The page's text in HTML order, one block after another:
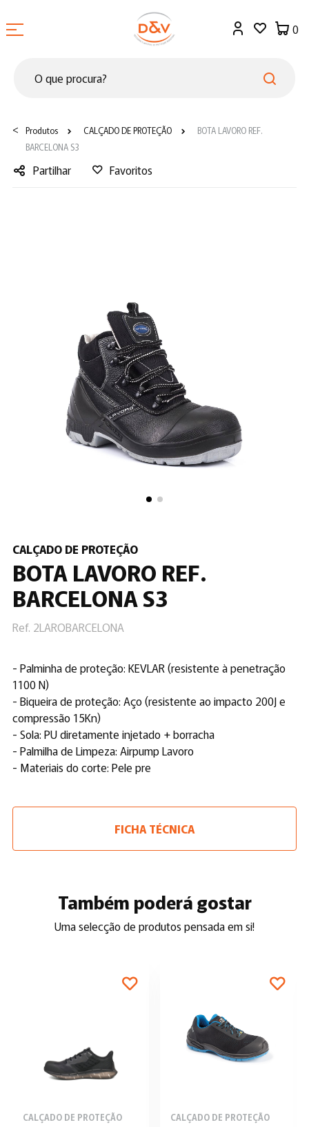
0
< Produtos CALÇADO DE PROTEÇÃO
BOTA LAVORO REF.
BARCELONA S3
Partilhar
Favoritos
CALÇADO DE PROTEÇÃO
BOTA LAVORO REF.
BARCELONA S3
Ref. 2LAROBARCELONA
- Palminha de proteção: KEVLAR (resistente à penetração
1100 N)
- Biqueira de proteção: Aço (resistente ao impacto 200J e
compressão 15Kn)
- Sola: PU diretamente injetado + borracha
- Palmilha de Limpeza: Airpump Lavoro
- Materiais do corte: Pele pre
FICHA TÉCNICA
Também poderá gostar
Uma selecção de produtos pensada em si!
CALÇADO DE PROTEÇÃO CALÇADO DE PROTEÇÃO